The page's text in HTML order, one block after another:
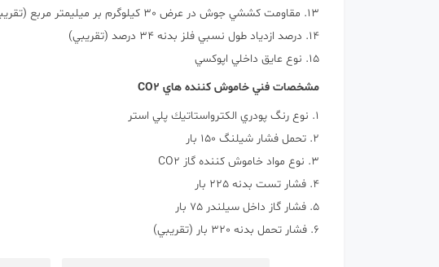
13. مقاومت كششي جوش در عرض 30 كيلوگرم بر ميليمتر مربع (تقريبي)
14. درصد ازدياد طول نسبي فلز بدنه 34 درصد (تقريبي)
15. نوع عايق داخلي اپوكسي
مشخصات فني خاموش كننده هاي CO2
1. نوع رنگ پودري الكترواستاتيك پلي استر
2. تحمل فشار شيلنگ 150 بار
3. نوع مواد خاموش كننده گاز CO2
4. فشار تست بدنه 225 بار
5. فشار گاز داخل سيلندر 75 بار
6. فشار تحمل بدنه 320 بار (تقريبي)